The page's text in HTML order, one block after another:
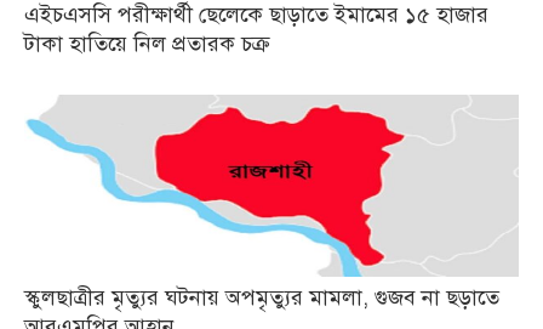
এইচএসসি পরীক্ষার্থী ছেলেকে ছাড়াতে ইমামের ১৫ হাজার
টাকা হাতিয়ে নিল প্রতারক চক্র
স্কুলছাত্রীর মৃত্যুর ঘটনায় অপমৃত্যুর মামলা, গুজব না ছড়াতে